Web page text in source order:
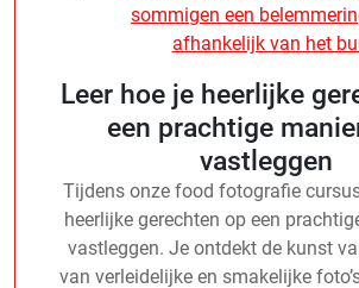
sommigen een
afhankelijk van het
Leer hoe je heerlijke
een prachtige
vastleggen
Tijdens onze food fotografie
heerlijke gerechten op een
vastleggen. Je ontdekt de kunst
van verleidelijke en smakelijke